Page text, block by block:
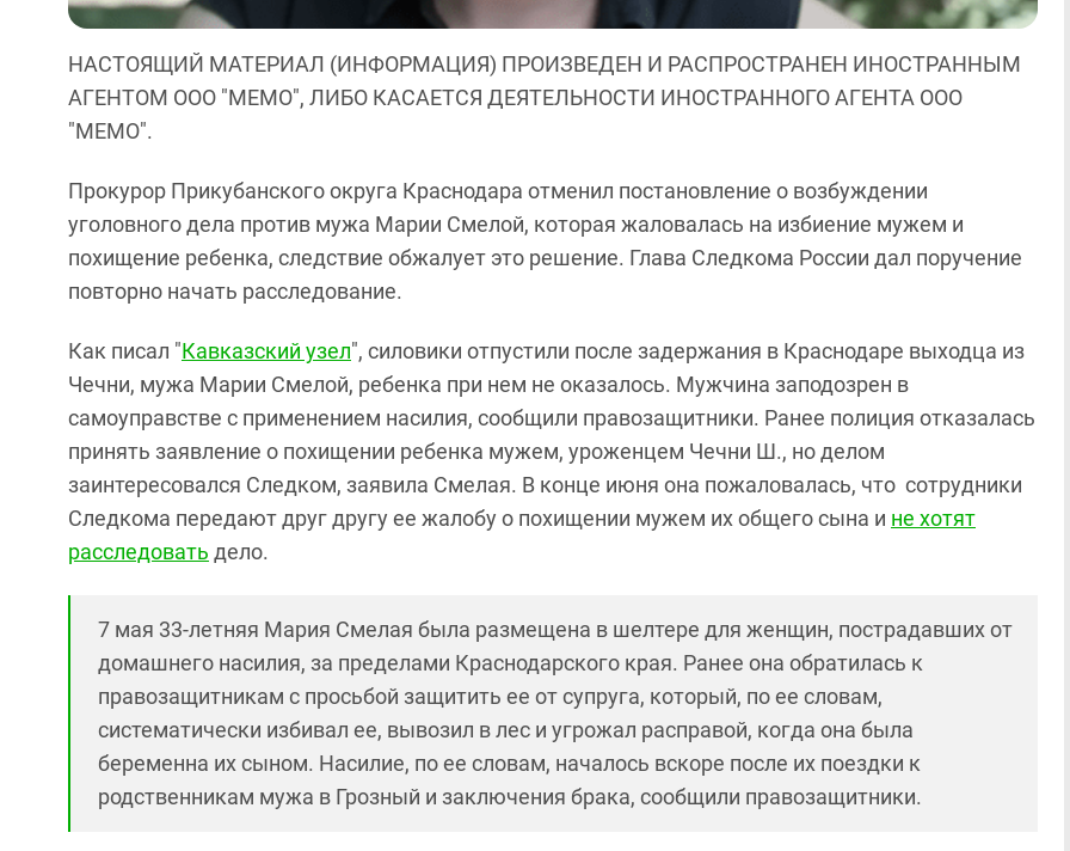
НАСТОЯЩИЙ МАТЕРИАЛ (ИНФОРМАЦИЯ) ПРОИЗВЕДЕН И РАСПРОСТРАНЕН ИНОСТРАННЫМ
АГЕНТОМ ООО "МЕМО", ЛИБО КАСАЕТСЯ ДЕЯТЕЛЬНОСТИ ИНОСТРАННОГО АГЕНТА ООО
"МЕМО".
Прокурор Прикубанского округа Краснодара отменил постановление о возбуждении
уголовного дела против мужа Марии Смелой, которая жаловалась на избиение мужем и
похищение ребенка, следствие обжалует это решение. Глава Следкома России дал поручение
повторно начать расследование.
Как писал "Кавказский узел", силовики отпустили после задержания в Краснодаре выходца из
Чечни, мужа Марии Смелой, ребенка при нем не оказалось. Мужчина заподозрен в
самоуправстве с применением насилия, сообщили правозащитники. Ранее полиция отказалась
принять заявление о похищении ребенка мужем, уроженцем Чечни Ш., но делом
заинтересовался Следком, заявила Смелая. В конце июня она пожаловалась, что сотрудники
Следкома передают друг другу ее жалобу о похищении мужем их общего сына и не хотят
расследовать дело.
7 мая 33-летняя Мария Смелая была размещена в шелтере для женщин, пострадавших от
домашнего насилия, за пределами Краснодарского края. Ранее она обратилась к
правозащитникам с просьбой защитить ее от супруга, который, по ее словам,
систематически избивал ее, вывозил в лес и угрожал расправой, когда она была
беременна их сыном. Насилие, по ее словам, началось вскоре после их поездки к
родственникам мужа в Грозный и заключения брака, сообщили правозащитники.